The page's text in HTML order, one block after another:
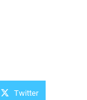
Twitter